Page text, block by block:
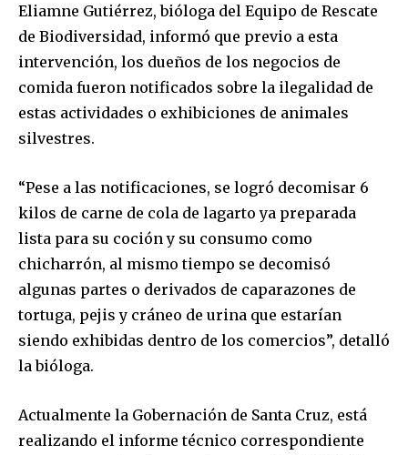
Eliamne Gutiérrez, bióloga del Equipo de Rescate
de Biodiversidad, informó que previo a esta
intervención, los dueños de los negocios de
comida fueron notificados sobre la ilegalidad de
estas actividades o exhibiciones de animales
silvestres.
“Pese a las notificaciones, se logró decomisar 6
kilos de carne de cola de lagarto ya preparada
lista para su coción y su consumo como
chicharrón, al mismo tiempo se decomisó
algunas partes o derivados de caparazones de
tortuga, pejis y cráneo de urina que estarían
siendo exhibidas dentro de los comercios”, detalló
la bióloga.
Actualmente la Gobernación de Santa Cruz, está
realizando el informe técnico correspondiente